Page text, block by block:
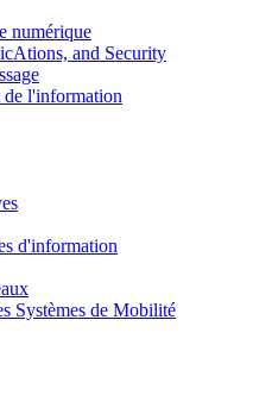
numérique
and Security
de l'information
d'information
Systèmes de Mobilité